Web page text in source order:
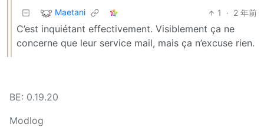
Maetani 1 · 2 年前
C’est inquiétant effectivement. Visiblement ça ne
concerne que leur service mail, mais ça n’excuse rien.
BE: 0.19.20
Modlog